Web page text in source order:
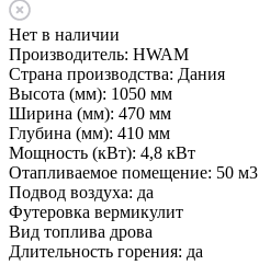
Нет в наличии
Производитель: HWAM
Страна производства: Дания
Высота (мм): 1050 мм
Ширина (мм): 470 мм
Глубина (мм): 410 мм
Мощность (кВт): 4,8 кВт
Отапливаемое помещение: 50 м3
Подвод воздуха: да
Футеровка вермикулит
Вид топлива дрова
Длительность горения: да